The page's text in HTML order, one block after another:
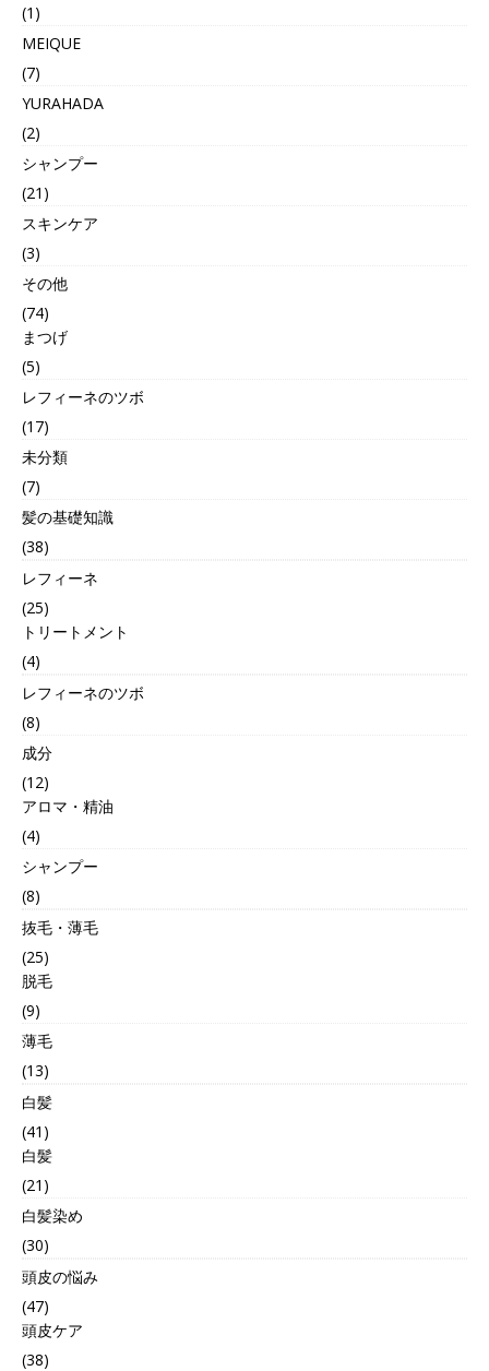
(1)
MEIQUE
(7)
YURAHADA
(2)
シャンプー
(21)
スキンケア
(3)
その他
(74)
まつげ
(5)
レフィーネのツボ
(17)
未分類
(7)
髪の基礎知識
(38)
レフィーネ
(25)
トリートメント
(4)
レフィーネのツボ
(8)
成分
(12)
アロマ・精油
(4)
シャンプー
(8)
抜毛・薄毛
(25)
脱毛
(9)
薄毛
(13)
白髪
(41)
白髪
(21)
白髪染め
(30)
頭皮の悩み
(47)
頭皮ケア
(38)